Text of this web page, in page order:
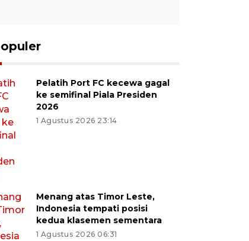
Pelatih Port FC kecewa gagal
ke semifinal Piala Presiden
2026
1 Agustus 2026 23:14
Menang atas Timor Leste,
Indonesia tempati posisi
kedua klasemen sementara
1 Agustus 2026 06:31